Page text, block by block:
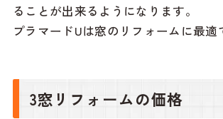
ることが出来るようになります。
プラマードUは窓のリフォームに最適
3窓リフォームの価格